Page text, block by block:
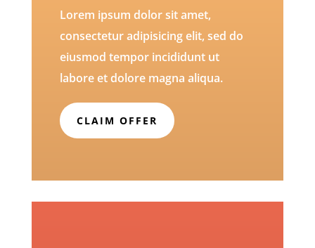
Lorem ipsum dolor sit amet,
consectetur adipisicing elit, sed do
eiusmod tempor incididunt ut
labore et dolore magna aliqua.
CLAIM OFFER